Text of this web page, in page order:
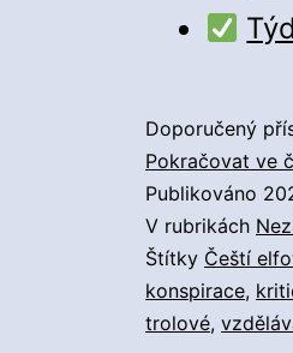
Doporučený
Pokračovat ve
Publikováno
V rubrikách
Štítky Čeští
konspirace,
trolové,